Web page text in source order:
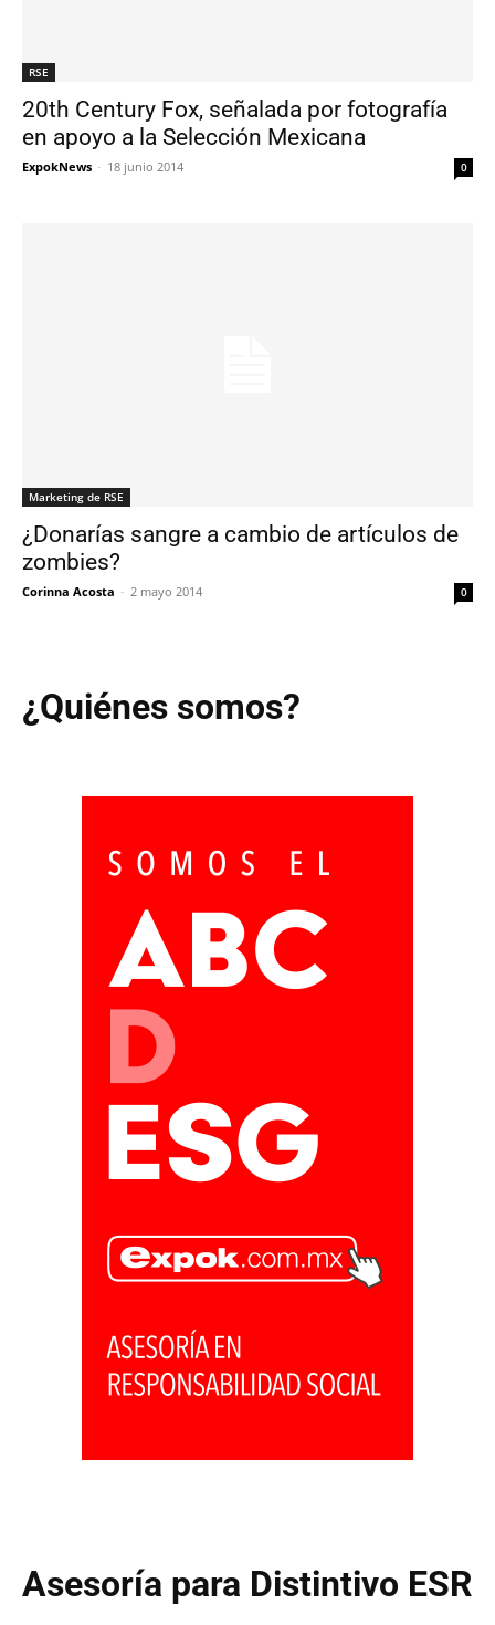
RSE
20th Century Fox, señalada por fotografía
en apoyo a la Selección Mexicana
ExpokNews - 18 junio 2014 0
Marketing de RSE
¿Donarías sangre a cambio de artículos de
zombies?
Corinna Acosta - 2 mayo 2014 0
¿Quiénes somos?
Asesoría para Distintivo ESR